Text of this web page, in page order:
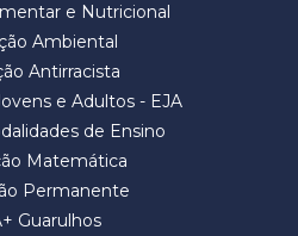
e Nutricional
Ambiental
Antirracista
e Adultos - EJA
de Ensino
Matemática
Permanente
Guarulhos